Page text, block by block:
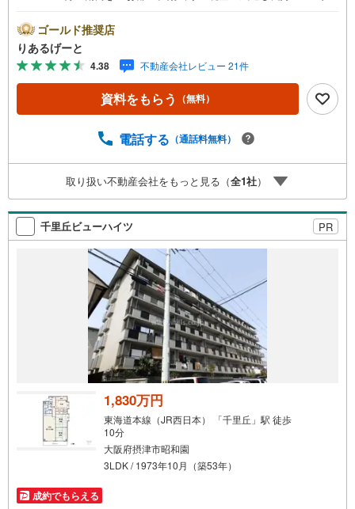
燥機などの便利な設備も充実！■物件検討中のお客さま！ち
ょっと見学してみたいだけなどでも内覧可能です！売主さ
まの都合等で見学ができない場合がございます。お気軽に
「りあるげーと」までお問合わせ下さい！■「りあるげー
と」が選ばれるポイント！■年中休まず営業中！いつでも対
応致します！・営業時間:9:00～21:00上記の時間帯は、お
相談、承ります！■【無料送迎】「小さなお子さまをつれて
ご相談ください！営業スタッフがご自宅に伺って送迎致し
ます！【リフォーム相談】資格を持った専門スタッフがお
悩みに合わせてお話をうかがい、お客さまにぴったりの提
案を行います！■その他:物件相談、住宅ローン相談、ご質
問、気になること、何でもお気軽にご相談ください！
ゴールド推奨店
りあるげーと
4.38 不動産会社レビュー 21件
資料をもらう （無料）
電話する （通話料無料）
取り扱い不動産会社をもっと見る（全1社）
千里丘ビューハイツ PR
1,830万円
東海道本線（JR西日本） 「千里丘」駅 徒歩
10分
大阪府摂津市昭和園
3LDK / 1973年10月（築53年）
成約でもらえる